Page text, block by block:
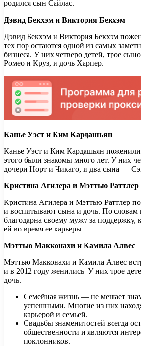
родился сын Сайлас.
Дэвид Бекхэм и Виктория Бекхэм
Дэвид Бекхэм и Виктория Бекхэм
тех пор остаются одной из самых
бизнеса. У них четверо детей, трое
Ромео и Круз, и дочь Харпер.
Канье Уэст и Ким Кардашьян
Канье Уэст и Ким Кардашьян
этого были знакомы много лет. У них
дочери Норт и Чикаго, и два сына —
Кристина Агилера и Мэттью Раттлер
Кристина Агилера и Мэттью Раттлер
и воспитывают сына и дочь. По словам
благодарна своему мужу за поддержку,
ей во время ее карьеры.
Мэттью Макконахи и Камила Алвес
Мэттью Макконахи и Камила Алвес
и в 2012 году женились. У них трое
дочь.
Семейная жизнь — не мешает
успешными. Многие из них
карьерой и семьей.
Свадьбы знаменитостей всегда
общественности и являются
поклонников.